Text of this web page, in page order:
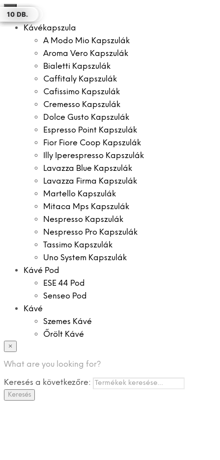
×
Kávékapszula
A Modo Mio Kapszulák
Aroma Vero Kapszulák
Bialetti Kapszulák
Caffitaly Kapszulák
Cafissimo Kapszulák
Cremesso Kapszulák
Dolce Gusto Kapszulák
Espresso Point Kapszulák
Fior Fiore Coop Kapszulák
Illy Iperespresso Kapszulák
Lavazza Blue Kapszulák
Lavazza Firma Kapszulák
Martello Kapszulák
Mitaca Mps Kapszulák
Nespresso Kapszulák
Nespresso Pro Kapszulák
Tassimo Kapszulák
Uno System Kapszulák
Kávé Pod
ESE 44 Pod
Senseo Pod
Kávé
Szemes Kávé
Őrölt Kávé
Instant Kávé
Zacskó Tea
Tartozékok
×
What are you looking for?
Keresés a következőre:
Keresés
10 DB
10 DB.
10 DB.
100 DB.
10 DB.
50 DB.
10 DB.